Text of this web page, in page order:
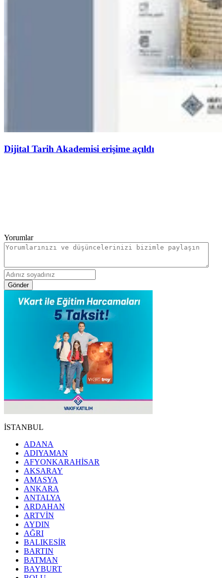
Dijital Tarih Akademisi erişime açıldı
Yorumlar
Gönder
İSTANBUL
ADANA
ADIYAMAN
AFYONKARAHİSAR
AKSARAY
AMASYA
ANKARA
ANTALYA
ARDAHAN
ARTVİN
AYDIN
AĞRI
BALIKESİR
BARTIN
BATMAN
BAYBURT